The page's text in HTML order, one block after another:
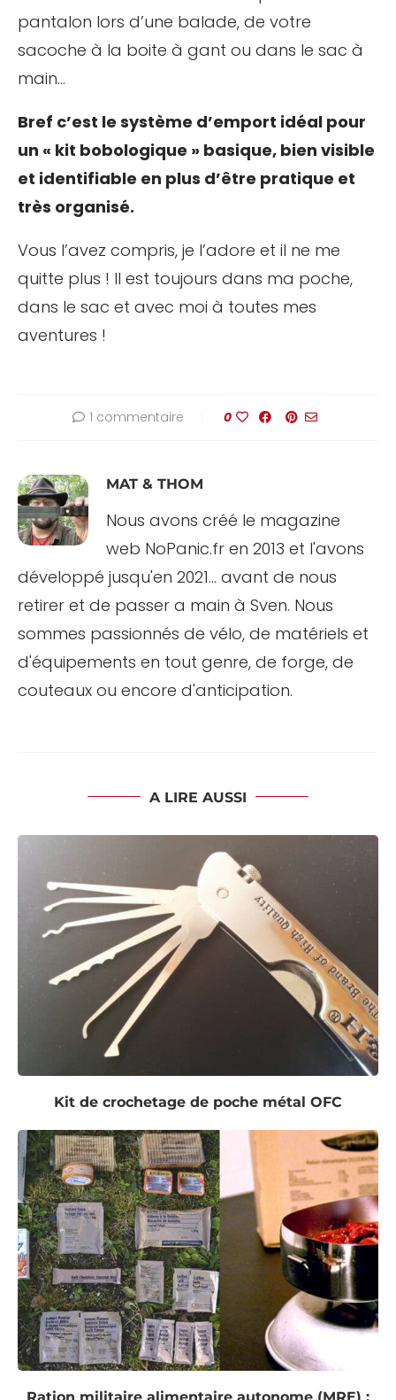
pantalon lors d’une balade, de votre
sacoche à la boite à gant ou dans le sac à
main…
Bref c’est le système d’emport idéal pour
un « kit bobologique » basique, bien visible
et identifiable en plus d’être pratique et
très organisé.
Vous l’avez compris, je l’adore et il ne me
quitte plus ! Il est toujours dans ma poche,
dans le sac et avec moi à toutes mes
aventures !
1 commentaire 0
MAT & THOM
Nous avons créé le magazine
web NoPanic.fr en 2013 et l'avons
développé jusqu'en 2021... avant de nous
retirer et de passer a main à Sven. Nous
sommes passionnés de vélo, de matériels et
d'équipements en tout genre, de forge, de
couteaux ou encore d'anticipation.
A LIRE AUSSI
Kit de crochetage de poche métal OFC